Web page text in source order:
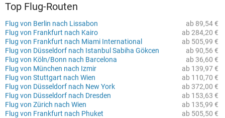
Top Flug-Routen
ab 89,54 €
Flug von Berlin nach Lissabon
ab 284,20 €
Flug von Frankfurt nach Kairo
ab 505,99 €
Flug von Frankfurt nach Miami International
ab 90,56 €
Flug von Düsseldorf nach Istanbul Sabiha Gökcen
ab 36,60 €
Flug von Köln/Bonn nach Barcelona
ab 139,97 €
Flug von München nach Izmir
ab 110,70 €
Flug von Stuttgart nach Wien
ab 372,00 €
Flug von Düsseldorf nach New York
ab 153,63 €
Flug von Düsseldorf nach Dresden
ab 135,99 €
Flug von Zürich nach Wien
ab 505,50 €
Flug von Frankfurt nach Phuket